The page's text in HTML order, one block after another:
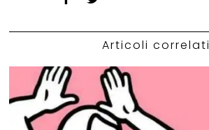
Articoli correlati